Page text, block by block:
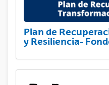
Plan de
y Resiliencia-